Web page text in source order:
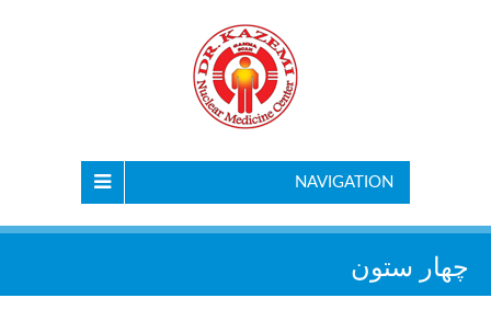
NAVIGATION
چهار ستون